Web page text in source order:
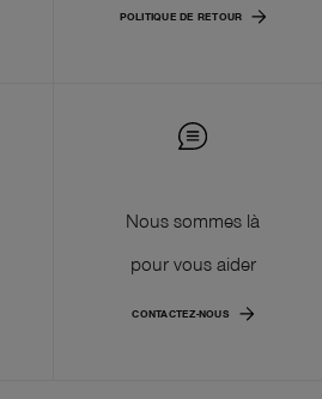
POLITIQUE DE RETOUR
Nous sommes là
pour vous aider
CONTACTEZ-NOUS